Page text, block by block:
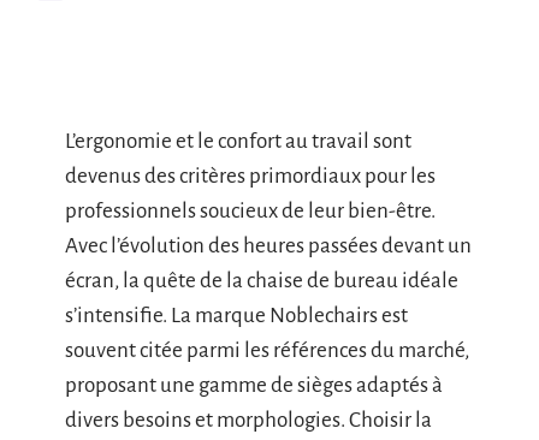
L’ergonomie et le confort au travail sont
devenus des critères primordiaux pour les
professionnels soucieux de leur bien-être.
Avec l’évolution des heures passées devant un
écran, la quête de la chaise de bureau idéale
s’intensifie. La marque Noblechairs est
souvent citée parmi les références du marché,
proposant une gamme de sièges adaptés à
divers besoins et morphologies. Choisir la